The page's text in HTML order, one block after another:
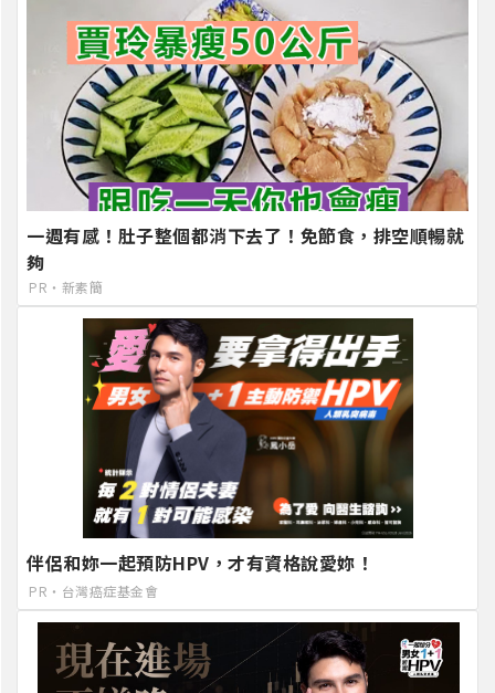
一週有感！肚子整個都消下去了！免節食，排空順暢就
夠
PR・新素簡
伴侶和妳一起預防HPV，才有資格說愛妳！
PR・台灣癌症基金會